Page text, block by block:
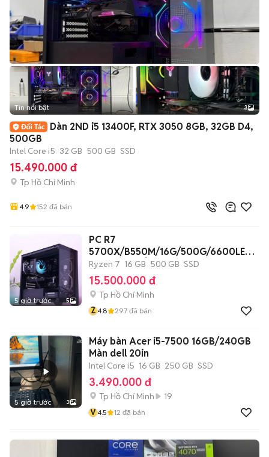
Tin nổi bật 3
Dàn 2ND i5 13400F, RTX 3050 8GB, 32GB D4,
500GB
Intel Core i5 32 GB 500 GB SSD
15.490.000 đ
Tp Hồ Chí Minh
4.9 152 đã bán
5 giờ trước 5
PC R7
5700X/B550M/16G/500G/6600LE
8G/650W/TẢN/CASE
Ryzen 7 16 GB 500 GB SSD
15.500.000 đ
Tp Hồ Chí Minh
Z4.8 297 đã bán
5 giờ trước 3
Máy bàn Acer i5-7500 16GB/240GB
Màn dell 20in
Intel Core i5 16 GB 250 GB SSD
3.490.000 đ
Tp Hồ Chí Minh
19
V4.5 12 đã bán